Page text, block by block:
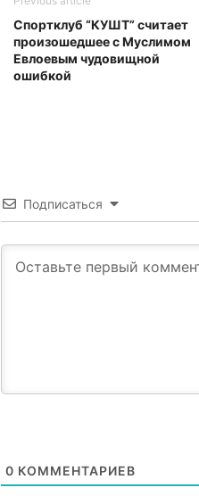
Спортклуб “КУШТ” считает
произошедшее с Муслимом
Евлоевым чудовищной
ошибкой
Подписаться
0 КОММЕНТАРИЕВ